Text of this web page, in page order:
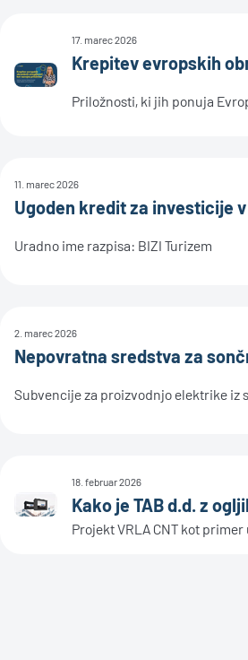
17. marec 2026
Krepitev evropskih
Priložnosti, ki jih ponuja
11. marec 2026
Ugoden kredit za investicije
Uradno ime razpisa: BIZI Turizem
2. marec 2026
Nepovratna sredstva za
Subvencije za proizvodnjo elektrike iz
18. februar 2026
Kako je TAB d.d. z
Projekt VRLA CNT kot